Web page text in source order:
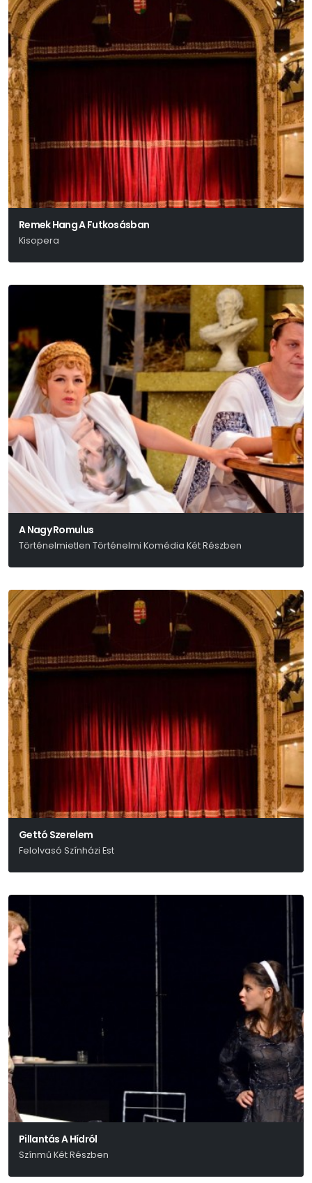
Remek Hang A Futkosásban
Kisopera
A Nagy Romulus
Történelmietlen Történelmi Komédia Két Részben
Gettó Szerelem
Felolvasó Színházi Est
Pillantás A Hídról
Színmű Két Részben